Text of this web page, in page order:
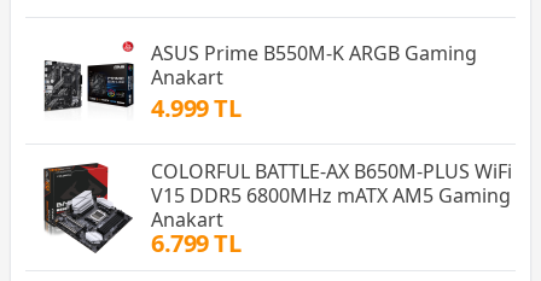
ASUS Prime B550M-K ARGB Gaming
Anakart
4.999 TL
COLORFUL BATTLE-AX B650M-PLUS WiFi
V15 DDR5 6800MHz mATX AM5 Gaming
Anakart
6.799 TL